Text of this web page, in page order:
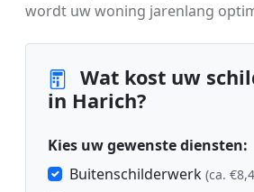
wordt uw woning jarenlang
Wat kost uw
in Harich?
Kies uw gewenste diensten:
Buitenschilderwerk (ca.